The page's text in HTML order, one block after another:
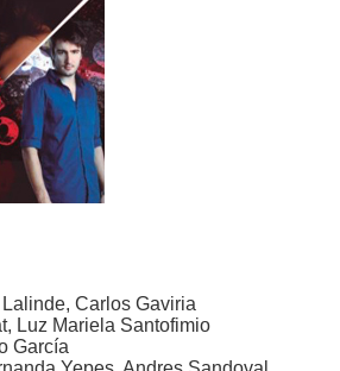
Carlos Gaviria
Luz Mariela Santofimio
García